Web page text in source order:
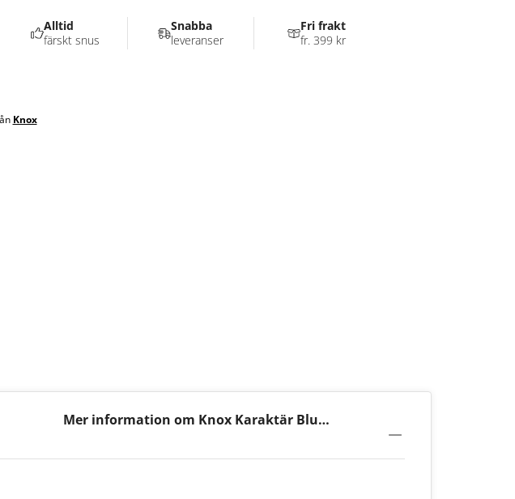
Mer information om Knox Karaktär Blue
Knox
Alltid
färskt snus
Snabba
leveranser
Fri frakt
fr. 399 kr